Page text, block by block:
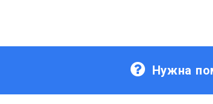
Нужна